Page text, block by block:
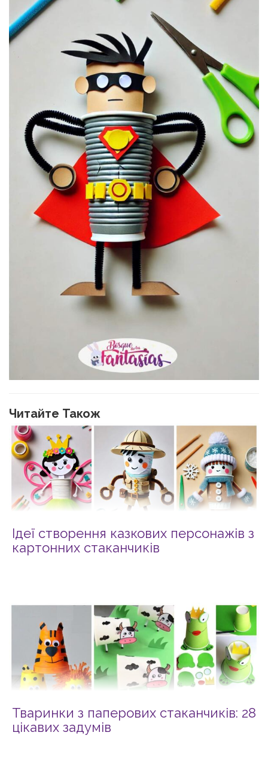
Читайте Також
Ідеї створення казкових персонажів з
картонних стаканчиків
Тваринки з паперових стаканчиків: 28
цікавих задумів